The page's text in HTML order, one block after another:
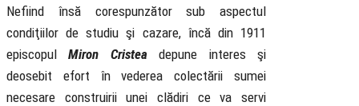
Nefiind însă corespunzător sub aspectul
condiţiilor de studiu şi cazare, încă din 1911
episcopulMiron Cristea depune interes şi
deosebit efort în vederea colectării sumei
necesare construirii unei clădiri ce va servi